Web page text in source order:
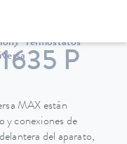
Termostatos
P
MAX están
y conexiones de
del aparato,